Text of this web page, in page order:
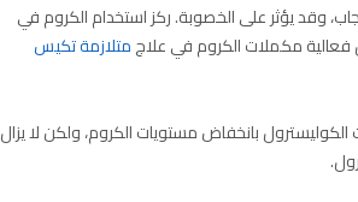
وقد يؤثر على الخصوبة. ركز استخدام الكروم في
فعالية مكملات الكروم في علاجمتلازمة تكيس
الكوليسترول بانخفاض مستويات الكروم، ولكن لا يزال